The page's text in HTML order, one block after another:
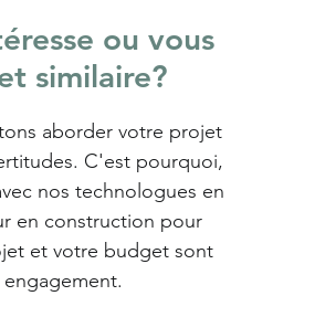
ou vous
similaire?
aborder votre projet
C'est pourquoi,
nos technologues en
en construction pour
et votre budget sont